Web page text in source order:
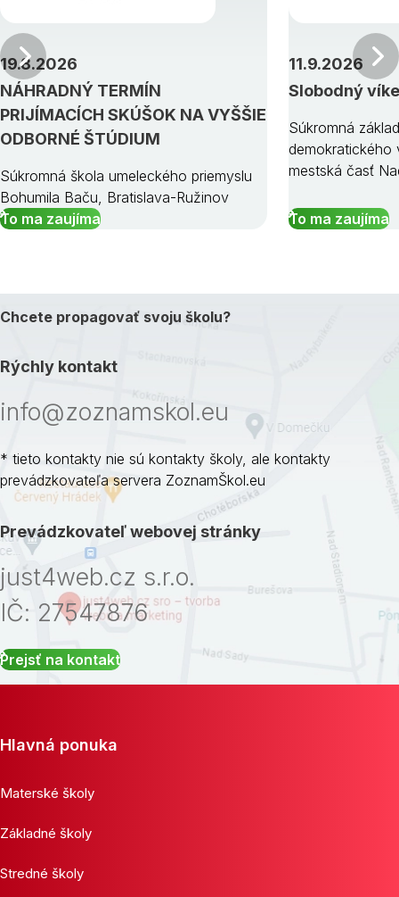
NÁHRADNÝ TERMÍN
PRIJÍMACÍCH SKÚŠOK NA VYŠŠIE
ODBORNÉ ŠTÚDIUM
19.8.2026
Súkromná škola umeleckého priemyslu
Bohumila Baču, Bratislava-Ružinov
To ma zaujíma
Slobodný
11.9.2026
Súkromná
demokratického
mestská časť
To ma zaujíma
Predchádzajúci
Chcete propagovať svoju školu?
Rýchly kontakt
info@zoznamskol.eu
* tieto kontakty nie sú kontakty školy, ale kontakty
prevádzkovateľa servera ZoznamŠkol.eu
Prevádzkovateľ webovej stránky
just4web.cz s.r.o.
IČ: 27547876
Prejsť na kontakt
Hlavná ponuka
Materské školy
Základné školy
Stredné školy